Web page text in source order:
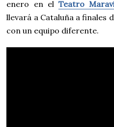
enero en el Teatro
llevará a Cataluña a finales
con un equipo diferente.